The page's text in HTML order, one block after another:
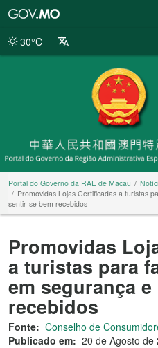
da
30°C
Portal do Governo da RAE de Macau
Promovidas Lojas Certificadas a turistas
sentir-se bem recebidos
Promovidas
a turistas para
em segurança
recebidos
Fonte: Conselho de
Publicado em: 20 de Agosto de